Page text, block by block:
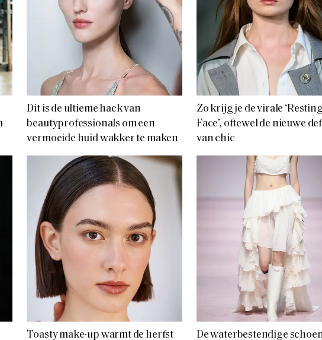
Dit is de ultieme hack van
beautyprofessionals om een
vermoeide huid wakker te maken
Zo krijg je de virale
Face’, oftewel de nieuwe
van chic
Toasty make-up warmt de herfst De waterbestendige